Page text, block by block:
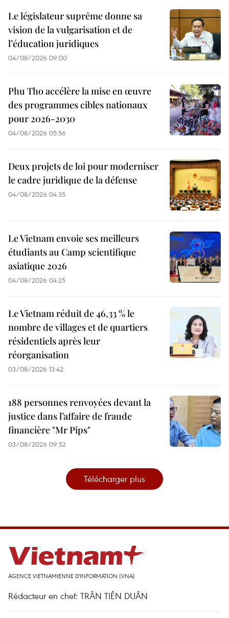
Le législateur suprême donne sa
vision de la vulgarisation et de
l’éducation juridiques
04/08/2026 09:00
Phu Tho accélère la mise en œuvre
des programmes cibles nationaux
pour 2026-2030
04/08/2026 05:56
Deux projets de loi pour moderniser
le cadre juridique de la défense
04/08/2026 04:35
Le Vietnam envoie ses meilleurs
étudiants au Camp scientifique
asiatique 2026
04/08/2026 04:25
Le Vietnam réduit de 46,33 % le
nombre de villages et de quartiers
résidentiels après leur
réorganisation
03/08/2026 13:42
188 personnes renvoyées devant la
justice dans l’affaire de fraude
financière "Mr Pips"
03/08/2026 09:52
Télécharger plus
AGENCE VIETNAMIENNE D'INFORMATION (VNA)
Rédacteur en chef: TRÂN TIÊN DUÂN